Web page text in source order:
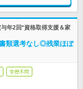
年2回*資格取得支援＆家
類選考なし◎残業ほぼ
学歴不問